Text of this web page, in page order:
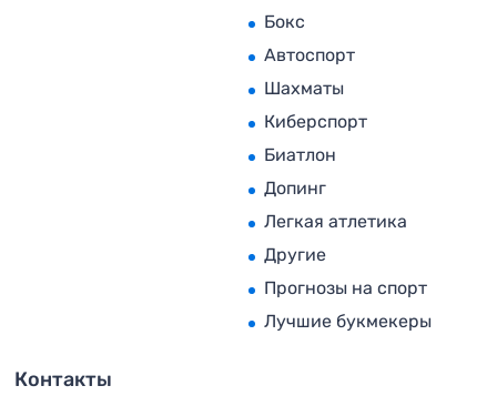
Бокс
Автоспорт
Шахматы
Киберспорт
Биатлон
Допинг
Легкая атлетика
Другие
Прогнозы на спорт
Лучшие букмекеры
Контакты